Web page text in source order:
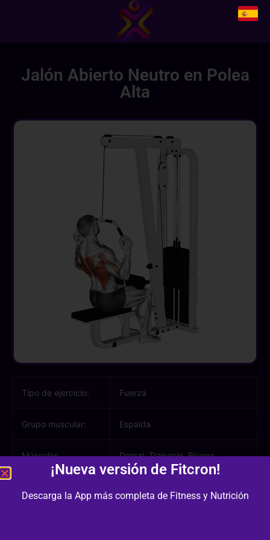
Jalón Abierto Neutro en Polea
Alta
Tipo de ejercicio: Fuerza
Grupo muscular: Espalda
Músculos
involucrados:
Dorsal, Trapecio, Bíceps
Equipamiento /
Banco Plano, Polea
¡Nueva versión de Fitcron!
Descarga la App más completa de Fitness y Nutrición